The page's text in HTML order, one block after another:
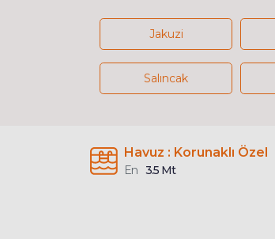
Jakuzi
Salıncak
Havuz : Korunaklı Özel
En 3.5 Mt